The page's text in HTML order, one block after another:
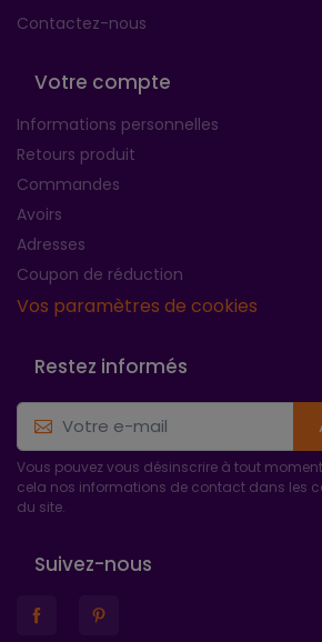
Contactez-nous
Votre compte
Informations personnelles
Retours produit
Commandes
Avoirs
Adresses
Coupon de réduction
Vos paramètres de cookies
Restez informés
Vous pouvez vous désinscrire à tout
cela nos informations de contact dans les
du site.
Suivez-nous